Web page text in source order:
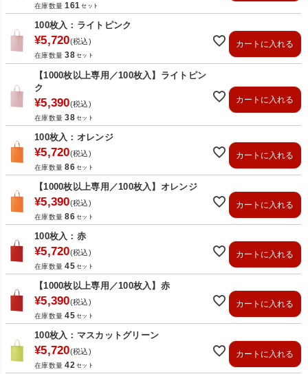
在庫数量 161
100枚入：ライトピンク
¥5,720 税込
在庫数量 38
カートに入れる
【1000枚以上専用／100枚入】ライトピン
ク
¥5,390 税込
在庫数量 38
カートに入れる
100枚入：オレンジ
¥5,720 税込
在庫数量 86
カートに入れる
【1000枚以上専用／100枚入】オレンジ
¥5,390 税込
在庫数量 86
カートに入れる
100枚入：赤
¥5,720 税込
在庫数量 45
カートに入れる
【1000枚以上専用／100枚入】赤
¥5,390 税込
在庫数量 45
カートに入れる
100枚入：マスカットグリーン
¥5,720 税込
在庫数量 42
カートに入れる